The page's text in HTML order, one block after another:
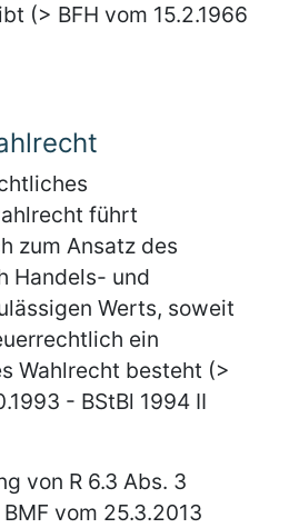
(> BFH vom 15.2.1966
führt
zum Ansatz des
Handels- und
Werts, soweit
ein
Wahlrecht besteht (>
- BStBl 1994 II
von R 6.3 Abs. 3
vom 25.3.2013